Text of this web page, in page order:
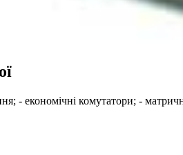
- економічні комутатори; -